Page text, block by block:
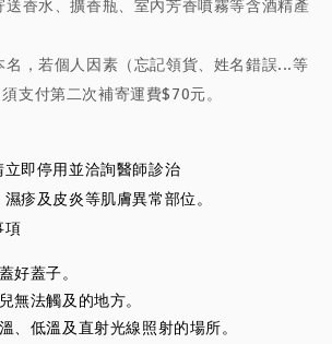
送香水、擴香瓶、室內芳香噴霧等含酒精產
名，若個人因素（忘記領貨、姓名錯誤...等
支付第二次補寄運費$70元。
即停用並洽詢醫師診治
疹及皮炎等肌膚異常部位。
項
好蓋子。
無法觸及的地方。
、低溫及直射光線照射的場所。